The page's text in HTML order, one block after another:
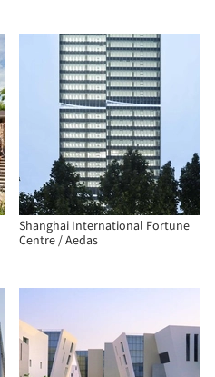
Shanghai International Fortune
Centre / Aedas